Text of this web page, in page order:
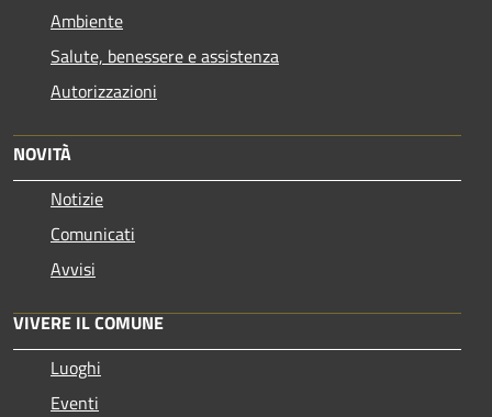
Ambiente
Salute, benessere e assistenza
Autorizzazioni
NOVITÀ
Notizie
Comunicati
Avvisi
VIVERE IL COMUNE
Luoghi
Eventi